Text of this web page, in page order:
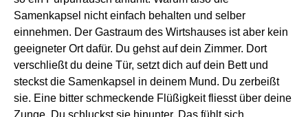
Samenkapsel nicht einfach behalten und selber
einnehmen. Der Gastraum des Wirtshauses ist aber kein
geeigneter Ort dafür. Du gehst auf dein Zimmer. Dort
verschließt du deine Tür, setzt dich auf dein Bett und
steckst die Samenkapsel in deinem Mund. Du zerbeißt
sie. Eine bitter schmeckende Flüßigkeit fliesst über deine
Zunge. Du schluckst sie hinunter. Das fühlt sich